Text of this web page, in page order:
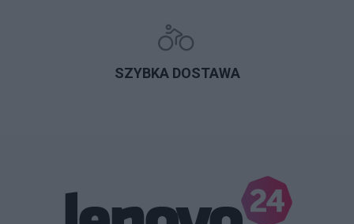
SZYBKA DOSTAWA